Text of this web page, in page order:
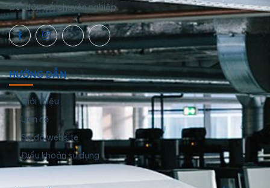
UV, dập nổi chuyên nghiệp.
HƯỚNG DẪN
Giới thiệu
Liên hệ
Sơ đồ website
Điều khoản sử dụng